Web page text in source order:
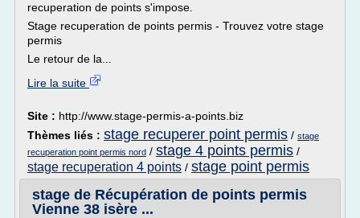
recuperation de points s'impose.
Stage recuperation de points permis - Trouvez votre stage
permis
Le retour de la...
Lire la suite
Site : http://www.stage-permis-a-points.biz
Thèmes liés : stage recuperer point permis / stage
recuperation point permis nord / stage 4 points permis /
stage recuperation 4 points / stage point permis
stage de Récupération de points permis
Vienne 38 isère ...